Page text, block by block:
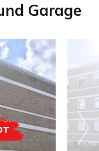
Garage